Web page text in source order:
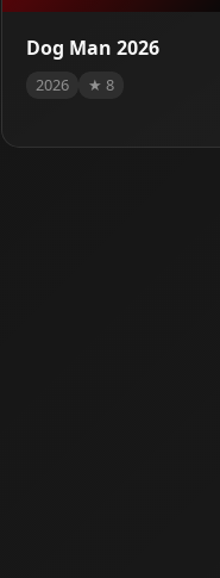
Dog Man 2026
2026 ★ 8